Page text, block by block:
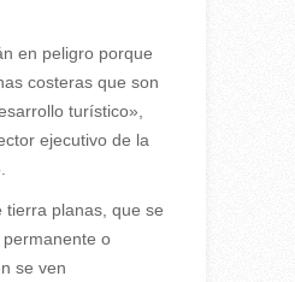
en peligro porque
costeras que son
turístico»,
ejecutivo de la
tierra planas, que se
o
se ven